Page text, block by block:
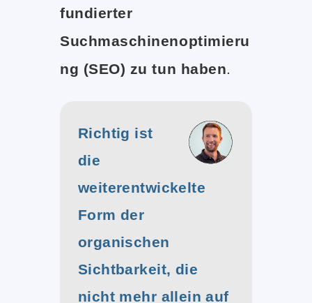
fundierter
Suchmaschinenoptimieru
ng (SEO) zu tun haben.
Richtig ist
die
weiterentwickelte
Form der
organischen
Sichtbarkeit, die
nicht mehr allein auf